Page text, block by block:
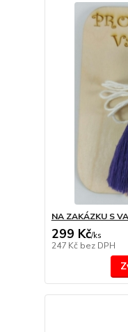
NA ZAKÁZKU S
299 Kč/ks
247 Kč bez DPH